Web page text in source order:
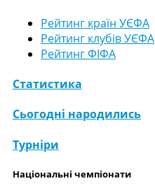
Рейтинг країн УЄФА
Рейтинг клубів УЄФА
Рейтинг ФІФА
Статистика
Сьогодні народились
Турніри
Національні чемпіонати